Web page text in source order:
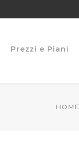
Prezzi e Piani
HOME